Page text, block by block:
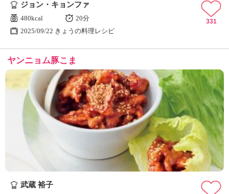
ジョン・キョンファ
480kcal
20分
2025/09/22 きょうの料理レシピ
331
ヤンニョム豚こま
武蔵 裕子